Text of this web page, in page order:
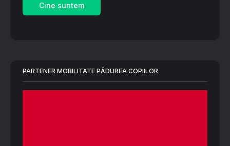
Cine suntem
PARTENER MOBILITATE PĂDUREA COPIILOR